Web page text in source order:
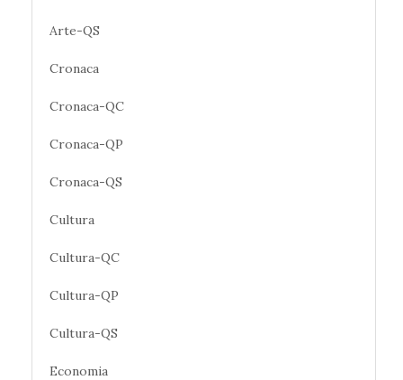
Arte-QS
Cronaca
Cronaca-QC
Cronaca-QP
Cronaca-QS
Cultura
Cultura-QC
Cultura-QP
Cultura-QS
Economia